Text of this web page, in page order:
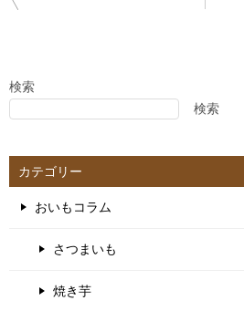
稿
ゲ
ョ
ン
検索
検索
カテゴリー
おいもコラム
さつまいも
焼き芋